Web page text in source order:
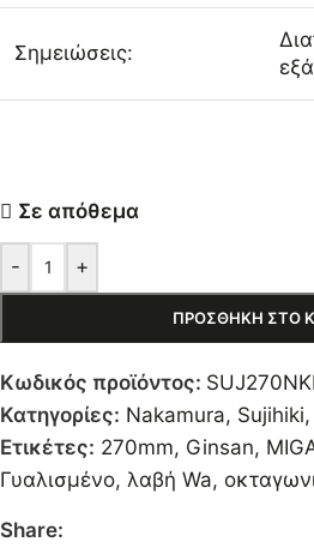
Σημειώσεις:
Σε απόθεμα
- +
ΠΡΟΣΘΉΚΗ ΣΤΟ
Κωδικός προϊόντος:
Κατηγορίες: Nakamura, Sujihiki,
Ετικέτες: 270mm, Ginsan,
Γυαλισμένο, λαβή Wa,
Share: